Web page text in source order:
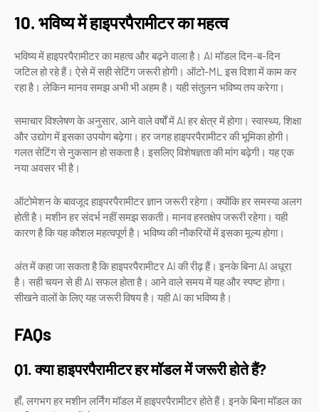
10. भविष्य में हाइपरपैरामीटर का महत्व
भविष्य में हाइपरपैरामीटर का महत्व और बढ़ने वाला है। AI मॉडल दिन-ब-दिन
जटिल हो रहे हैं। ऐसे में सही सेटिंग जरूरी होगी। ऑटो-ML इस दिशा में काम कर
रहा है। लेकिन मानव समझ अभी भी अहम है। यही संतुलन भविष्य तय करेगा।
समाचार विश्लेषण के अनुसार, आने वाले वर्षों में AI हर क्षेत्र में होगा। स्वास्थ्य, शिक्षा
और उद्योग में इसका उपयोग बढ़ेगा। हर जगह हाइपरपैरामीटर की भूमिका होगी।
गलत सेटिंग से नुकसान हो सकता है। इसलिए विशेषज्ञता की मांग बढ़ेगी। यह एक
नया अवसर भी है।
ऑटोमेशन के बावजूद हाइपरपैरामीटर ज्ञान जरूरी रहेगा। क्योंकि हर समस्या अलग
होती है। मशीन हर संदर्भ नहीं समझ सकती। मानव हस्तक्षेप जरूरी रहेगा। यही
कारण है कि यह कौशल महत्वपूर्ण है। भविष्य की नौकरियों में इसका मूल्य होगा।
अंत में कहा जा सकता है कि हाइपरपैरामीटर AI की रीढ़ हैं। इनके बिना AI अधूरा
है। सही चयन से ही AI सफल होता है। आने वाले समय में यह और स्पष्ट होगा।
सीखने वालों के लिए यह जरूरी विषय है। यही AI का भविष्य है।
FAQs
Q1. क्या हाइपरपैरामीटर हर मॉडल में जरूरी होते हैं?
हाँ, लगभग हर मशीन लर्निंग मॉडल में हाइपरपैरामीटर होते हैं। इनके बिना मॉडल का